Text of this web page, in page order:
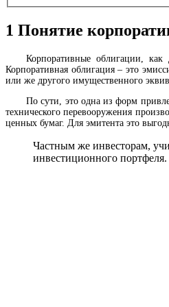
1 Понятие
Корпоративные облигации,
Корпоративная облигация – это
или же другого имущественного
По сути, это одна из форм
технического перевооружения
ценных бумаг. Для эмитента это
Частным же инвесторам,
инвестиционного портфеля.